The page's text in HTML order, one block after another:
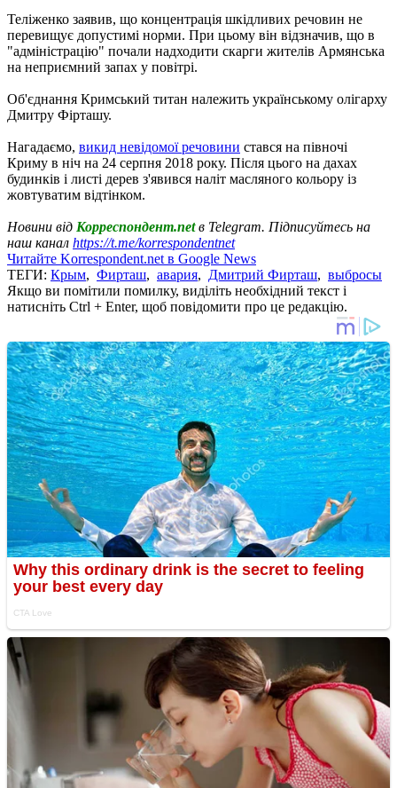
Теліженко заявив, що концентрація шкідливих речовин не
перевищує допустимі норми. При цьому він відзначив, що в
"адміністрацію" почали надходити скарги жителів Армянська
на неприємний запах у повітрі.
Об'єднання Кримський титан належить українському олігарху
Дмитру Фірташу.
Нагадаємо, викид невідомої речовини стався на півночі
Криму в ніч на 24 серпня 2018 року. Після цього на дахах
будинків і листі дерев з'явився наліт масляного кольору із
жовтуватим відтінком.
Новини від Корреспондент.netв Telegram. Підписуйтесь на
наш канал https://t.me/korrespondentnet
Читайте Korrespondent.net в Google News
ТЕГИ: Крым, Фирташ, авария, Дмитрий Фирташ, выбросы
Якщо ви помітили помилку, виділіть необхідний текст і
натисніть Ctrl + Enter, щоб повідомити про це редакцію.